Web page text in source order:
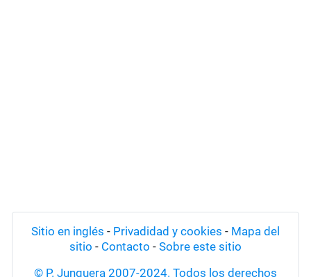
Sitio en inglés - Privadidad y cookies - Mapa del
sitio - Contacto - Sobre este sitio
© P. Junquera 2007-2024. Todos los derechos